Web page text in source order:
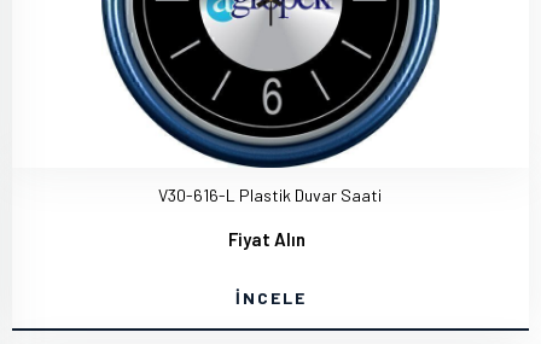
V30-616-L Plastik Duvar Saati
Fiyat Alın
İNCELE